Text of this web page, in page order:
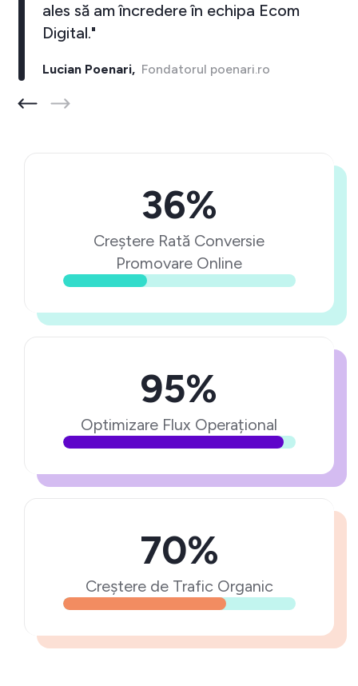
ales să am încredere în echipa Ecom
Digital."
Lucian Poenari,Fondatorul poenari.ro
36%
Creștere Rată Conversie
Promovare Online
95%
Optimizare Flux Operațional
70%
Creștere de Trafic Organic